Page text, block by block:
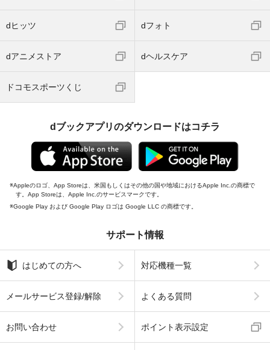
dヒッツ dフォト
dアニメストア dヘルスケア
ドコモスポーツくじ
dブックアプリのダウンロードはコチラ
Appleのロゴ、App Storeは、米国もしくはその他の国や地域におけるApple Inc.の商標で
す。App Storeは、Apple Inc.のサービスマークです。
Google Play および Google Play ロゴは Google LLC の商標です。
サポート情報
はじめての方へ 対応機種一覧
メールサービス登録/解除 よくある質問
お問い合わせ ポイント表示設定